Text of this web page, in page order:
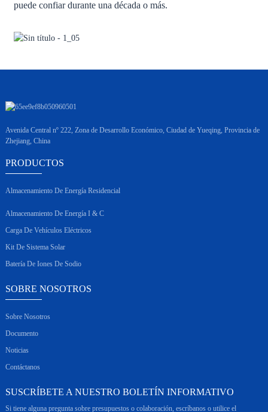
puede confiar durante una década o más.
Avenida Central nº 222, Zona de Desarrollo Económico, Ciudad de Yueqing, Provincia de
Zhejiang, China
PRODUCTOS
Almacenamiento De Energía Residencial
Almacenamiento De Energía I & C
Carga De Vehículos Eléctricos
Kit De Sistema Solar
Batería De Iones De Sodio
SOBRE NOSOTROS
Sobre Nosotros
Documento
Noticias
Contáctanos
SUSCRÍBETE A NUESTRO BOLETÍN INFORMATIVO
Si tiene alguna pregunta sobre presupuestos o colaboración, escríbanos o utilice el